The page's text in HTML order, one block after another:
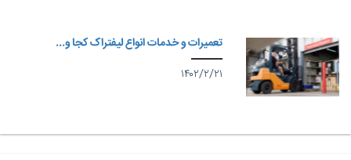
تعمیرات و خدمات انواع لیفتراک کجا و...
۱۴۰۲/۲/۲۱